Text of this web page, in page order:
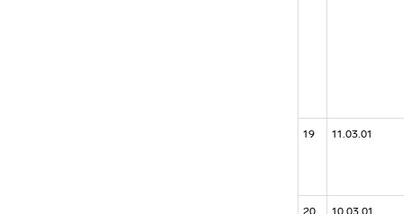
19 11.03.01
20 10.03.01